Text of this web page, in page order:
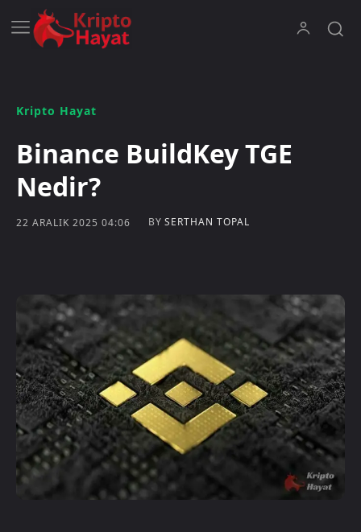
Kripto Hayat
Binance BuildKey TGE
Nedir?
22 ARALIK 2025 04:06 BY SERTHAN TOPAL